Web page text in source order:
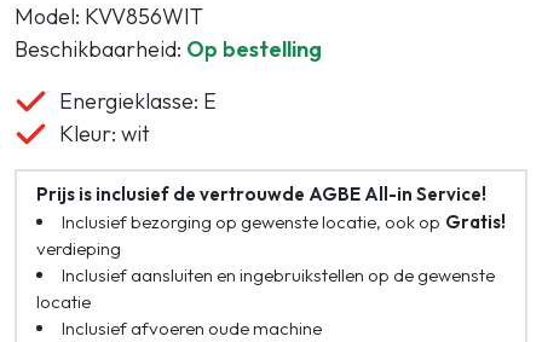
Model: KVV856WIT
Beschikbaarheid: Op bestelling
Energieklasse: E
Kleur: wit
Prijs is inclusief de vertrouwde AGBE All-in Service!
Gratis!
Inclusief bezorging op gewenste locatie, ook op
verdieping
Inclusief aansluiten en ingebruikstellen op de gewenste
locatie
Inclusief afvoeren oude machine